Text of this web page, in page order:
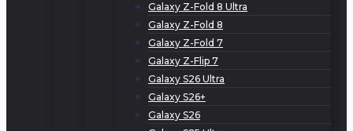
Galaxy Z-Fold 8 Ultra
Galaxy Z-Fold 8
Galaxy Z-Fold 7
Galaxy Z-Flip 7
Galaxy S26 Ultra
Galaxy S26+
Galaxy S26